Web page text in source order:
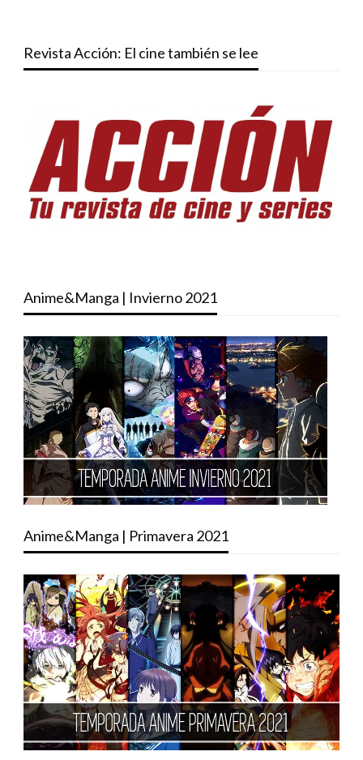
Revista Acción: El cine también se lee
Anime&Manga | Invierno 2021
Anime&Manga | Primavera 2021